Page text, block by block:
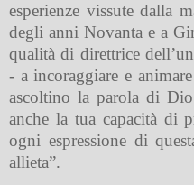
esperienze vissute dalla
degli anni Novanta e a
qualità di direttrice
- a incoraggiare e
ascoltino la parola di
anche la tua capacità di
ogni espressione di
allieta”.